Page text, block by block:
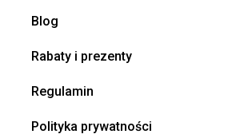
Blog
Rabaty i prezenty
Regulamin
Polityka prywatności